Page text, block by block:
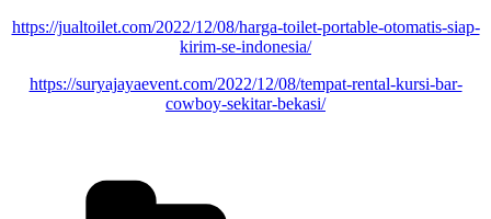
https://jualtoilet.com/2022/12/08/harga-toilet-portable-otomatis-siap-
kirim-se-indonesia/
https://suryajayaevent.com/2022/12/08/tempat-rental-kursi-bar-
cowboy-sekitar-bekasi/